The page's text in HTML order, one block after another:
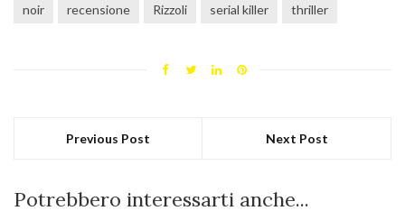
noir
recensione Rizzoli serial killer thriller
Previous Post Next Post
Potrebbero interessarti anche...